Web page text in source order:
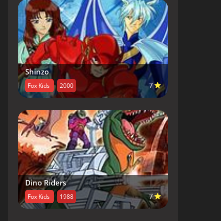
Shinzo
Fox Kids 2000 7
Dino Riders
Fox Kids 1988 7